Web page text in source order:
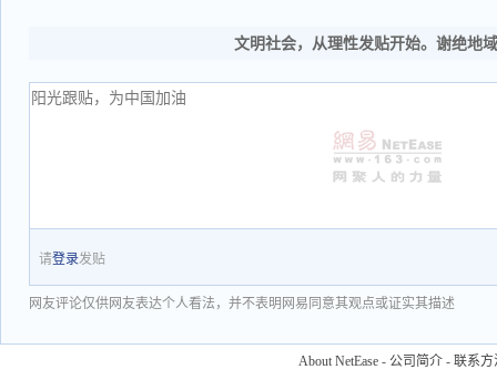
文明社会，从理性发贴开始。谢绝地
请登录发贴
网友评论仅供网友表达个人看法，并不表明网易同意其观点或证实其描述
About NetEase - 公司简介 - 联系方